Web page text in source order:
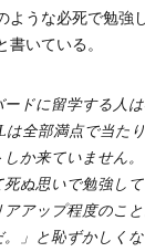
ような必死で勉強
書いている。
ードに留学する人
は全部満点で当た
か来ていません
死ぬ思いで勉強し
アアップ程度のこ
。」と恥ずかしく